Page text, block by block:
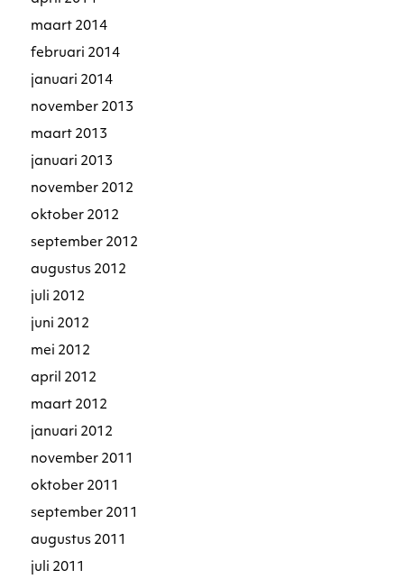
maart 2014
februari 2014
januari 2014
november 2013
maart 2013
januari 2013
november 2012
oktober 2012
september 2012
augustus 2012
juli 2012
juni 2012
mei 2012
april 2012
maart 2012
januari 2012
november 2011
oktober 2011
september 2011
augustus 2011
juli 2011